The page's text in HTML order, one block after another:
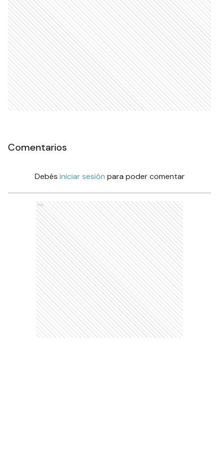
Comentarios
Debés iniciar sesión para poder comentar
Ads